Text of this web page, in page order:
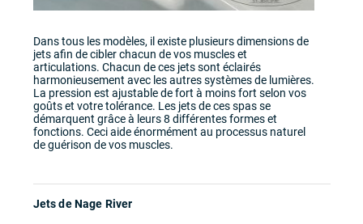
Dans tous les modèles, il existe plusieurs dimensions de
jets afin de cibler chacun de vos muscles et
articulations. Chacun de ces jets sont éclairés
harmonieusement avec les autres systèmes de lumières.
La pression est ajustable de fort à moins fort selon vos
goûts et votre tolérance. Les jets de ces spas se
démarquent grâce à leurs 8 différentes formes et
fonctions. Ceci aide énormément au processus naturel
de guérison de vos muscles.
Jets de Nage River